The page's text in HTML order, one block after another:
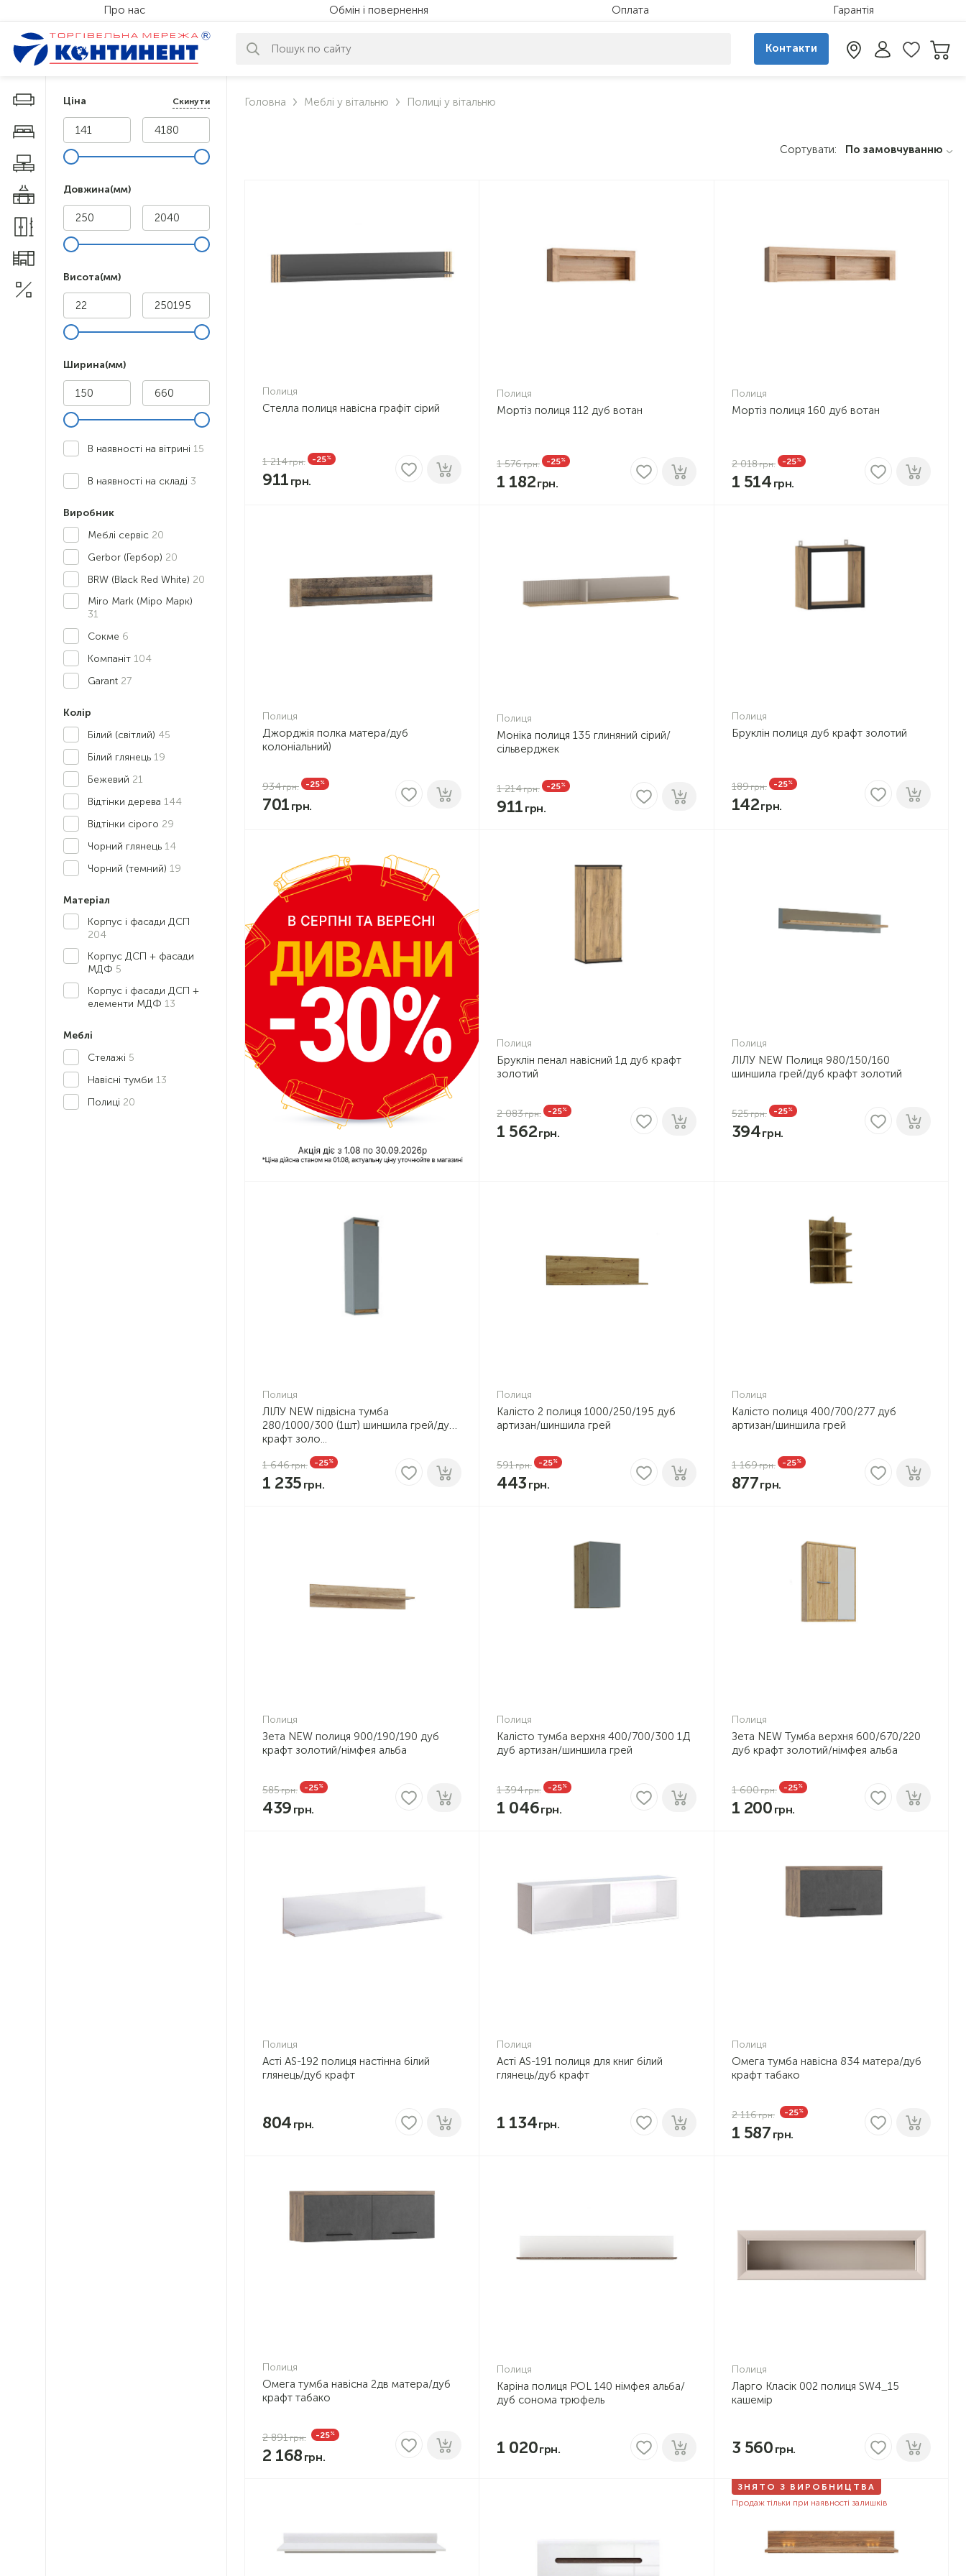
Про нас Обмін і повернення Оплата Гарантія
Контакти
Дивани і крісла
Меблі у спальню
Меблі у вітальню
Меблі у кухню
Меблі у прихожу
Акції 1
Ціна Скинути
Довжина(мм)
Висота(мм)
Ширина(мм)
В наявності на вітрині 15
В наявності на складі 3
Виробник
Меблі сервіс 20
Gerbor (Гербор) 20
BRW (Black Red White) 20
Miro Mark (Міро Марк)
31
Сокме 6
Компаніт 104
Garant 27
Колір
Білий (світлий) 45
Білий глянець 19
Бежевий 21
Відтінки дерева 144
Відтінки сірого 29
Чорний глянець 14
Чорний (темний) 19
Матеріал
Корпус і фасади ДСП
204
Корпус ДСП + фасади
МДФ 5
Корпус і фасади ДСП +
елементи МДФ 13
Меблі
Стелажі 5
Навісні тумби 13
Полиці 20
Головна Меблі у вітальню Полиці у вітальню
Сортувати: По замовчуванню
Полиця
Стелла полиця навісна графіт сірий
1 214 -25%
911
Полиця
Мортіз полиця 112 дуб вотан
1 576 -25%
1 182
Полиця
Мортіз полиця 160 дуб вотан
2 018 -25%
1 514
Полиця
Джорджія полка матера/дуб
колоніальний)
934 -25%
701
Полиця
Моніка полиця 135 глиняний сірий/
сільверджек
1 214 -25%
911
Полиця
Бруклін полиця дуб крафт золотий
189 -25%
142
Полиця
Бруклін пенал навісний 1д дуб крафт
золотий
2 083 -25%
1 562
Полиця
ЛІЛУ NEW Полиця 980/150/160
шиншила грей/дуб крафт золотий
525 -25%
394
Полиця
ЛІЛУ NEW підвісна тумба
280/1000/300 (1шт) шиншила грей/дуб
крафт золо...
1 646 -25%
1 235
Полиця
Калісто 2 полиця 1000/250/195 дуб
артизан/шиншила грей
591 -25%
443
Полиця
Калісто полиця 400/700/277 дуб
артизан/шиншила грей
1 169 -25%
877
Полиця
Зета NEW полиця 900/190/190 дуб
крафт золотий/німфея альба
585 -25%
439
Полиця
Калісто тумба верхня 400/700/300 1Д
дуб артизан/шиншила грей
1 394 -25%
1 046
Полиця
Зета NEW Тумба верхня 600/670/220
дуб крафт золотий/німфея альба
1 600 -25%
1 200
Полиця
Асті AS-192 полиця настінна білий
глянець/дуб крафт
804
Полиця
Асті AS-191 полиця для книг білий
глянець/дуб крафт
1 134
Полиця
Омега тумба навісна 834 матера/дуб
крафт табако
2 116 -25%
1 587
Полиця
Омега тумба навісна 2дв матера/дуб
крафт табако
2 891 -25%
2 168
Полиця
Каріна полиця POL 140 німфея альба/
дуб сонома трюфель
1 020
Полиця
Ларго Класік 002 полиця SW4_15
кашемір
3 560
ЗНЯТО З ВИРОБНИЦТВА
Продаж тільки при наявності залишків